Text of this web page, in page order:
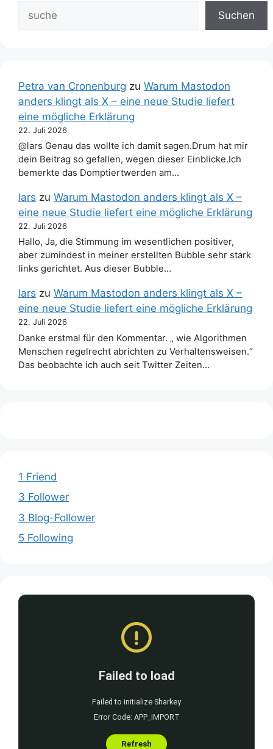
Suchen
Petra van Cronenburg zu Warum Mastodon
anders klingt als X – eine neue Studie liefert
eine mögliche Erklärung
22. Juli 2026
@lars Genau das wollte ich damit sagen.Drum hat mir
dein Beitrag so gefallen, wegen dieser Einblicke.Ich
bemerkte das Domptiertwerden am…
lars zu Warum Mastodon anders klingt als X –
eine neue Studie liefert eine mögliche Erklärung
22. Juli 2026
Hallo, Ja, die Stimmung im wesentlichen positiver,
aber zumindest in meiner erstellten Bubble sehr stark
links gerichtet. Aus dieser Bubble…
lars zu Warum Mastodon anders klingt als X –
eine neue Studie liefert eine mögliche Erklärung
22. Juli 2026
Danke erstmal für den Kommentar. „ wie Algorithmen
Menschen regelrecht abrichten zu Verhaltensweisen.“
Das beobachte ich auch seit Twitter Zeiten…
1 Friend
3 Follower
3 Blog-Follower
5 Following